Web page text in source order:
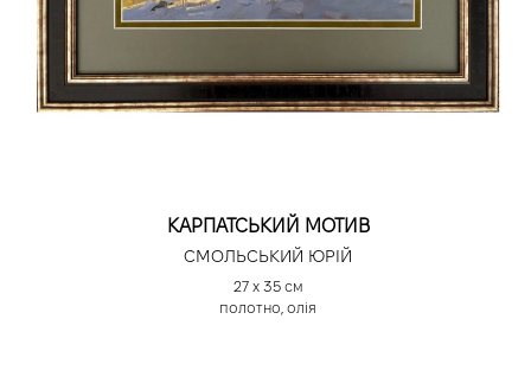
КАРПАТСЬКИЙ МОТИВ
СМОЛЬСЬКИЙ ЮРІЙ
27 х 35 см
полотно, олія